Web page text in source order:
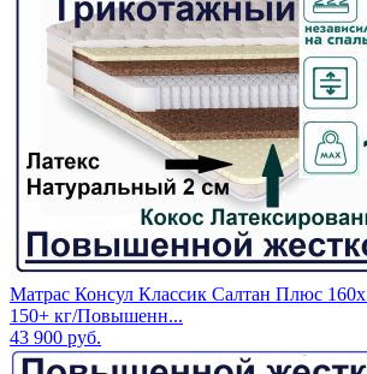
Матрас Консул Классик Салтан Плюс
150+ кг/Повышенн...
43 900 руб.